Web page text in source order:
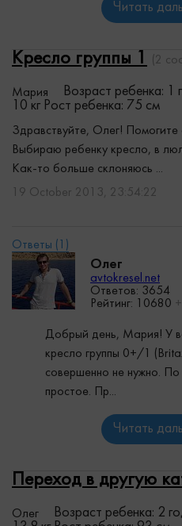
Читать
Кресло группы 1 (2
Мария Возраст ребенка: 1
10 кг Рост ребенка: 75 см
Здравствуйте, Олег! Помогите
Выбираю ребенку кресло, в
Как-то больше склоняюсь ...
19 October 2013, 23:54:22
Олег
avtokresel.net
Ответов: 3654
Рейтинг:
10680 +
Добрый день, Мария! У
кресло группы 0+/1
совершенно не нужно.
простое. Пр...
Читать
Переход в другую
Олег Возраст ребенка: 2